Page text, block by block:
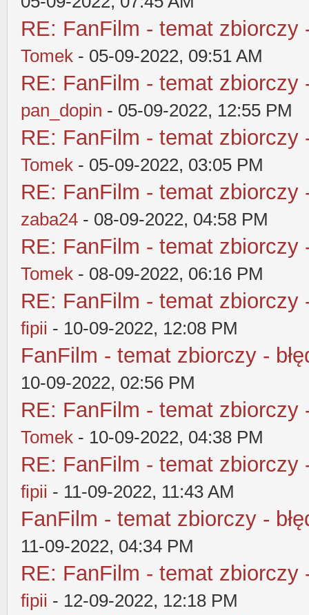
RE: FanFilm - temat zbiorczy
Tomek - 05-09-2022, 09:51 AM
RE: FanFilm - temat zbiorczy
pan_dopin - 05-09-2022, 12:55 PM
RE: FanFilm - temat zbiorczy
Tomek - 05-09-2022, 03:05 PM
RE: FanFilm - temat zbiorczy
zaba24 - 08-09-2022, 04:58 PM
RE: FanFilm - temat zbiorczy
Tomek - 08-09-2022, 06:16 PM
RE: FanFilm - temat zbiorczy
fipii - 10-09-2022, 12:08 PM
FanFilm - temat zbiorczy -
10-09-2022, 02:56 PM
RE: FanFilm - temat zbiorczy
Tomek - 10-09-2022, 04:38 PM
RE: FanFilm - temat zbiorczy
fipii - 11-09-2022, 11:43 AM
FanFilm - temat zbiorczy -
11-09-2022, 04:34 PM
RE: FanFilm - temat zbiorczy
fipii - 12-09-2022, 12:18 PM